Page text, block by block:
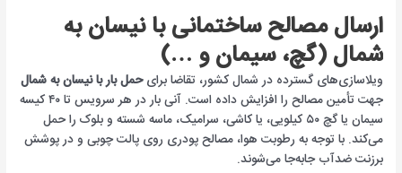
ارسال مصالح ساختمانی با نیسان به
شمال (گچ، سیمان و …)
ویلاسازی‌های گسترده در شمال کشور، تقاضا برایحمل بار با نیسان به شمال
جهت تأمین مصالح را افزایش داده است. آنی بار در هر سرویس تا ۴۰ کیسه
سیمان یا گچ ۵۰ کیلویی، یا کاشی، سرامیک، ماسه شسته و بلوک را حمل
می‌کند. با توجه به رطوبت هوا، مصالح پودری روی پالت چوبی و در پوشش
برزنت ضدآب جابه‌جا می‌شوند.